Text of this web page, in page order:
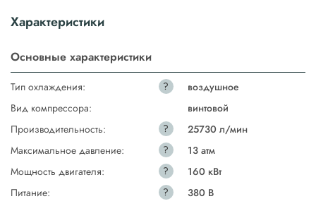
Характеристики
Основные характеристики
Тип охлаждения: ?
воздушное
Вид компрессора:
винтовой
Производительность:
?
25730 л/мин
Максимальное давление:
?
13 атм
Мощность двигателя:
?
160 кВт
Питание:
? 380 В